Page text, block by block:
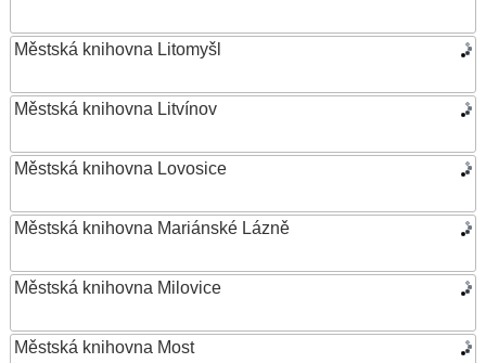
Městská knihovna Litomyšl
Městská knihovna Litvínov
Městská knihovna Lovosice
Městská knihovna Mariánské Lázně
Městská knihovna Milovice
Městská knihovna Most